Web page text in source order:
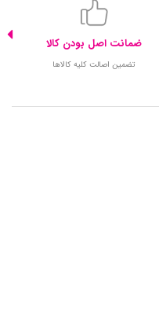
ضمانت اصل بودن کالا
تضمین اصالت کلیه کالاها